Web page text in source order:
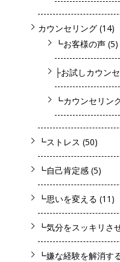
カウンセリング (14)
┗お客様の声 (5)
├お試しカウン
┗カウンセリン
┗ストレス (50)
┗自己肯定感 (5)
┗思いを変える (11)
┗気分をスッキリさ
┗嫌な経験を解消す